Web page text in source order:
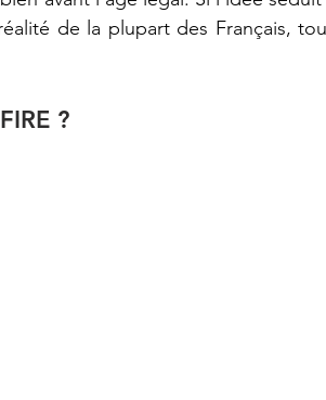
de la plupart des Français,
?